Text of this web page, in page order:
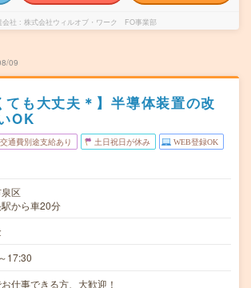
社 株式会社ウィルオブ・ワーク FO事業部
09
ても大丈夫＊】半導体装置の改
OK
交通費別途支給あり 土日祝日が休み WEB登録OK
区
から車20分
17:30
仕事できる方、大歓迎！